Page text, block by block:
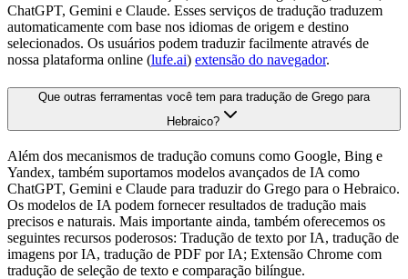
ChatGPT, Gemini e Claude. Esses serviços de tradução traduzem
automaticamente com base nos idiomas de origem e destino
selecionados. Os usuários podem traduzir facilmente através de
nossa plataforma online (lufe.ai) extensão do navegador.
Que outras ferramentas você tem para tradução de Grego para
Hebraico?
Além dos mecanismos de tradução comuns como Google, Bing e
Yandex, também suportamos modelos avançados de IA como
ChatGPT, Gemini e Claude para traduzir do Grego para o Hebraico.
Os modelos de IA podem fornecer resultados de tradução mais
precisos e naturais. Mais importante ainda, também oferecemos os
seguintes recursos poderosos: Tradução de texto por IA, tradução de
imagens por IA, tradução de PDF por IA; Extensão Chrome com
tradução de seleção de texto e comparação bilíngue.